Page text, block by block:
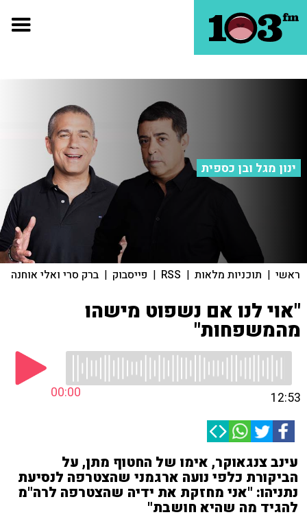
ינון מגל ובן כספית
ראשי | תוכניות מלאות |
RSS
| פייסבוק | ברק סרי ואלי אוחנה
"אוי לנו אם נשפוט מישהו
מהמשפחות"
00:00 12:53
עינב צנגאוקר, אימו של החטוף מתן, על
הביקורת כלפי נועה ארגמני שהצטרפה לנסיעת
נתניהו: "אני מחזקת את ידיה שהצטרפה לרה"מ
להגיד מה שהיא חושבת"